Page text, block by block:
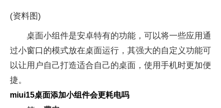
(资料图)
桌面小组件是安卓特有的功能，可以将一些应用通
过小窗口的模式放在桌面运行，其强大的自定义功能可
以让用户自己打造适合自己的桌面，使用手机时更加便
捷。
miui15桌面添加小组件会更耗电吗